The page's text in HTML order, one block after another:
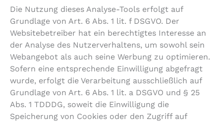
Die Nutzung dieses Analyse-Tools erfolgt auf
Grundlage von Art. 6 Abs. 1 lit. f DSGVO. Der
Websitebetreiber hat ein berechtigtes Interesse an
der Analyse des Nutzerverhaltens, um sowohl sein
Webangebot als auch seine Werbung zu optimieren.
Sofern eine entsprechende Einwilligung abgefragt
wurde, erfolgt die Verarbeitung ausschließlich auf
Grundlage von Art. 6 Abs. 1 lit. a DSGVO und § 25
Abs. 1 TDDDG, soweit die Einwilligung die
Speicherung von Cookies oder den Zugriff auf